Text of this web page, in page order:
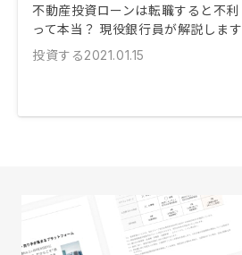
不動産投資ローンは転職すると不利
って本当？ 現役銀行員が解説します
投資する2021.01.15